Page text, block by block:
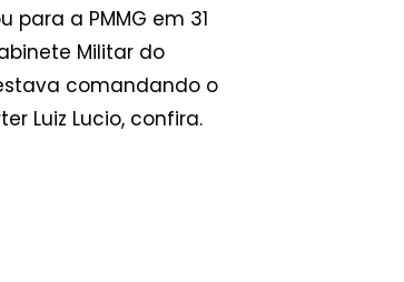
a PMMG em 31
Militar do
comandando o
Luiz Lucio, confira.